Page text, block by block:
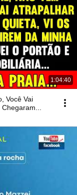
1:04:40
Você Vai